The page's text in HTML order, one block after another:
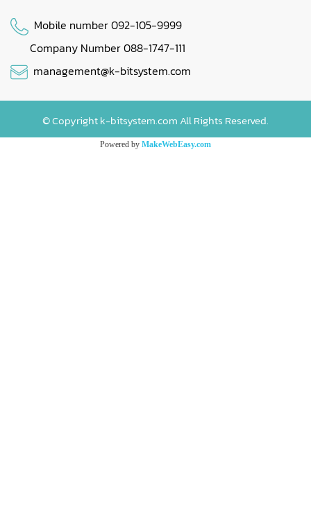
Mobile number 092-105-9999
Company Number 088-1747-111
management@k-bitsystem.com
© Copyright k-bitsystem.com All Rights Reserved.
Powered by MakeWebEasy.com